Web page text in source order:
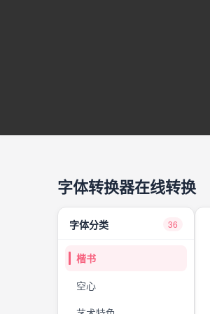
字体转换器在线转换
字体分类 36
楷书
空心